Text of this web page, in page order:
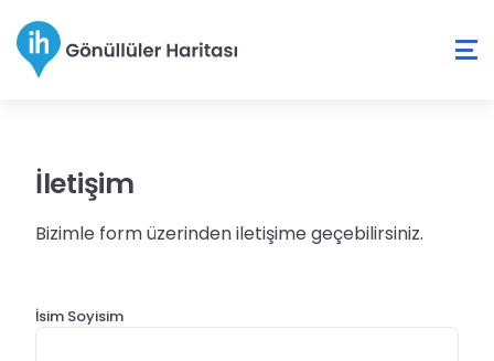
İletişim
Bizimle form üzerinden iletişime geçebilirsiniz.
İsim Soyisim